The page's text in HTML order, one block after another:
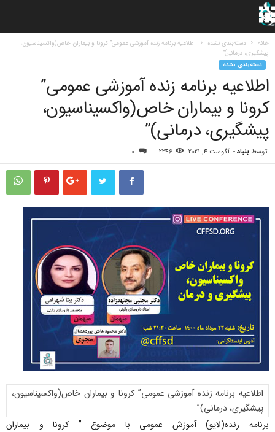
خانه دسته‌بندی نشده
اطلاعیه برنامه زنده آموزشی عمومی” کرونا و بیماران خاص(واکسیناسیون،
پیشگیری، درمانی)”
دسته‌بندی نشده
اطلاعیه برنامه زنده آموزشی عمومی”
کرونا و بیماران خاص(واکسیناسیون،
پیشگیری، درمانی)”
توسط بنیاد- آگوست 4, 2021 2246
0
اطلاعیه برنامه زنده آموزشی عمومی” کرونا و بیماران خاص(واکسیناسیون،
پیشگیری، درمانی)”
برنامه زنده(لایو) آموزش عمومی با موضوع ” کرونا و بیماران